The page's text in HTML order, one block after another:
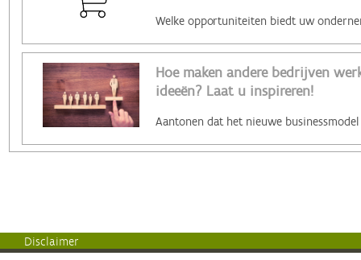
Hoe maken andere bedrijven
ideeën? Laat u inspireren!
Disclaimer